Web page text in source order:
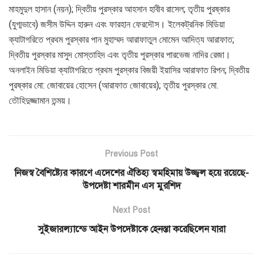
মাহমুদুল হাসান (নয়ন); দ্বিতীয় পুরস্কার আহসান হাবীব রাসেল; তৃতীয় পুরষ্কার
(যুগ্মভাবে) জসীম উদ্দিন হারুন এবং ফারহান ফেরদৌস। ইলেকট্রনিক মিডিয়া
ক্যাটাগরিতে প্রথম পুরস্কার পান মুহাম্মদ আরাফাতুল মোমেন আদিত্য আরাফাত;
দ্বিতীয় পুরস্কার মাসুদ মোস্তাহিদ এবং তৃতীয় পুরস্কার পারভেজ নাদির রেজা।
অনলাইন মিডিয়া ক্যাটাগরিতে প্রথম পুরস্কার বিজয়ী ইয়াসির আরাফাত রিপন; দ্বিতীয়
পুরষ্কার মো: জোবায়ের হোসেন (আরাফাত জোবায়ের); তৃতীয় পুরস্কার মো.
তৌহিদুজ্জামান তন্ময়।
Previous Post
নিজস্ব বৈশিষ্ট্যের কারণে এদেশের ঐতিহ্য স্বমহিমায় উজ্জ্বল হয়ে রয়েছে-
উপদেষ্টা শারমীন এস মুরশিদ
Next Post
সুইজারল্যান্ডে আইন উপদেষ্টাকে হেনস্তা করেছিলেন যারা